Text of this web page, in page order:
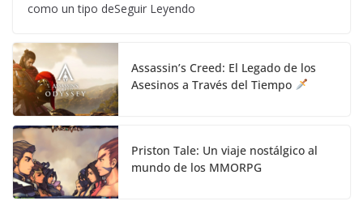
como un tipo deSeguir Leyendo
Assassin’s Creed: El Legado de los
Asesinos a Través del Tiempo
Priston Tale: Un viaje nostálgico al
mundo de los MMORPG